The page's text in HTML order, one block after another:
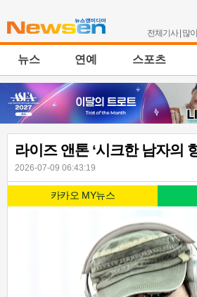
전체기사| 많
뉴스 연예 스포츠
라이즈 앤톤 ‘시크한 남자의
2026-07-09 06:43:19
카카오 MY뉴스